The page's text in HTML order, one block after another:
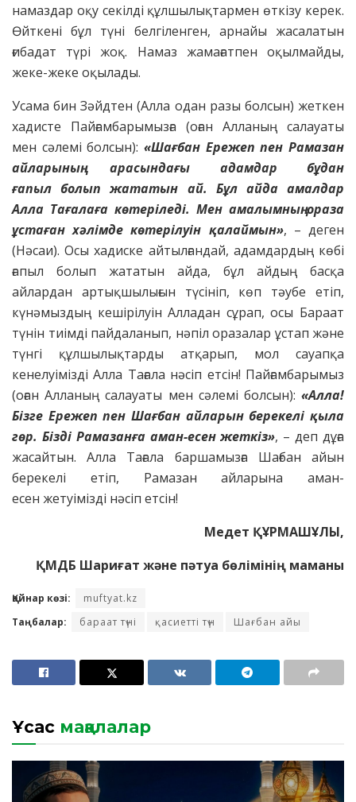
намаздар оқу секілді құлшылықтармен өткізу керек.
Өйткені бұл түні белгіленген, арнайы жасалатын
ғибадат түрі жоқ. Намаз жамағатпен оқылмайды,
жеке-жеке оқылады.
Усама бин Зәйдтен (Алла одан разы болсын) жеткен
хадисте Пайғамбарымызға (оған Алланың салауаты
мен сәлемі болсын): «Шағбан Ережеп пен Рамазан
айларының арасындағы адамдар бұдан
ғапыл болып жататын ай. Бұл айда амалдар
Алла Тағалаға көтеріледі. Мен амалымның ораза
ұстаған хәлімдекөтерілуін қалаймын», – деген
(Нәсаи). Осы хадиске айтылғандай, адамдардың көбі
ғапыл болып жататын айда, бұл айдың басқа
айлардан артықшылығын түсініп, көп тәубе етіп,
күнәмыздың кешірілуін Алладан сұрап, осы Бараат
түнін тиімді пайдаланып, нәпіл оразалар ұстап және
түнгі құлшылықтарды атқарып, мол сауапқа
кенелуімізді Алла Тағала нәсіп етсін! Пайғамбарымыз
(оған Алланың салауаты мен сәлемі болсын): «Алла!
Бізге Ережеп пен Шағбан айларынберекелі қыла
гөр. Бізді Рамазанға аман-есен жеткіз», – деп дұға
жасайтын. Алла Тағала баршамызға Шағбан айын
берекелі етіп, Рамазан айларына аман-
есен жетуімізді нәсіп етсін!
Медет ҚҰРМАШҰЛЫ,
ҚМДБ Шариғат және пәтуа бөлімінің маманы
Қайнар көзі:
muftyat.kz
Таңбалар:
бараат түні қасиетті түн Шағбан айы
Ұқсас мақалалар